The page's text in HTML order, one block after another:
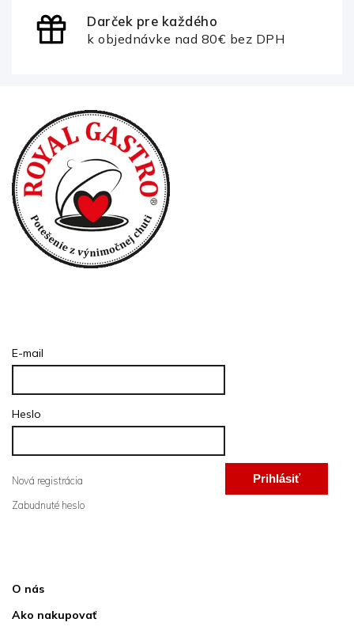
Darček pre každého
k objednávke nad 80€ bez DPH
E-mail
Heslo
Prihlásiť
Nová registrácia
Zabudnuté heslo
O nás
Ako nakupovať